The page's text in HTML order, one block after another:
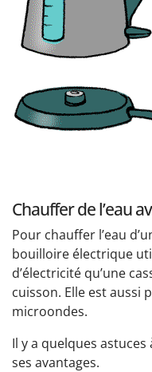
Chauffer de l’eau
Pour chauffer l’eau
bouilloire électrique
d’électricité qu’une
cuisson. Elle est aussi
microondes.
Il y a quelques
ses avantages.